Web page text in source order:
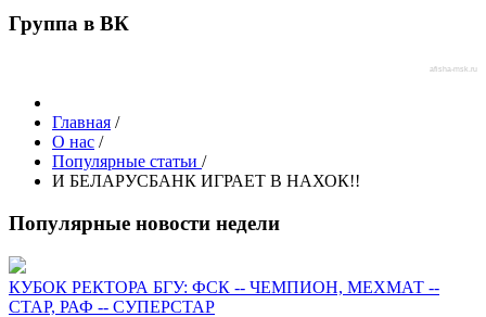
Группа в ВК
afisha-msk.ru
Главная /
О нас /
Популярные статьи /
И БЕЛАРУСБАНК ИГРАЕТ В НАХОК!!
Популярные новости недели
КУБОК РЕКТОРА БГУ: ФСК -- ЧЕМПИОН, МЕХМАТ --
СТАР, РАФ -- СУПЕРСТАР